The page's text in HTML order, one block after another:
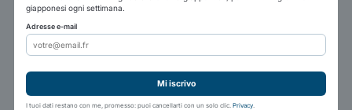
giapponesi ogni settimana.
Adresse e-mail
Mi iscrivo
I tuoi dati restano con me, promesso: puoi cancellarti con un solo clic. Privacy.